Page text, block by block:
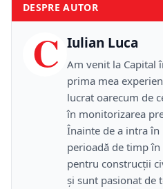
DESPRE AUTOR
C Iulian Luca
Am venit la Capital
prima mea
lucrat oarecum de
în monitorizarea
Înainte de a intra în
perioadă de timp
pentru construcții
și sunt pasionat de